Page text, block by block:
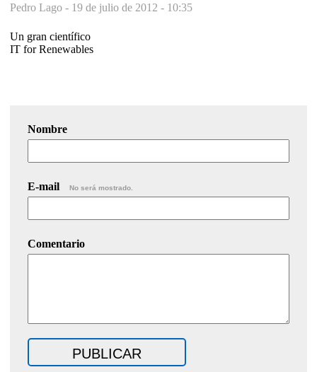
Pedro Lago - 19 de julio de 2012 - 10:35
Un gran científico
IT for Renewables
Nombre
E-mail No será mostrado.
Comentario